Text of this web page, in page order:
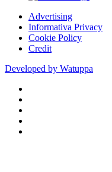
Advertising
Informativa Privacy
Cookie Policy
Credit
Developed by Watuppa